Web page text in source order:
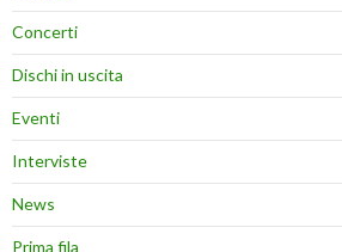
Concerti
Dischi in uscita
Eventi
Interviste
News
Prima fila